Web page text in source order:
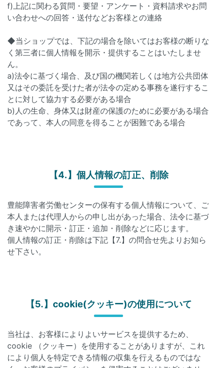
f)上記に関わる質問・要望・アンケート・資料請求やお問
い合わせへの回答・送付などお客様との連絡
◆当ショップでは、下記の場合を除いてはお客様の断りな
く第三者に個人情報を開示・提供することはいたしませ
ん。
a)法令に基づく場合、及び国の機関若しくは地方公共団体
又はその委託を受けた者が法令の定める事務を遂行するこ
とに対して協力する必要がある場合
b)人の生命、身体又は財産の保護のために必要がある場合
であって、本人の同意を得ることが困難である場合
【4.】個人情報の訂正、削除
豊能障害者労働センターの保有する個人情報について、ご
本人または代理人からの申し出があった場合、法令に基づ
き速やかに開示・訂正・追加・削除などに応じます。
個人情報の訂正・削除は下記【7.】の問合せ先よりお知ら
せ下さい。
【5.】cookie(クッキー)の使用について
当社は、お客様によりよいサービスを提供するため、
cookie （クッキー）を使用することがありますが、これ
により個人を特定できる情報の収集を行えるものではな